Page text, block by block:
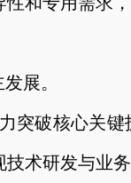
展。
突破核心关
术研发与业